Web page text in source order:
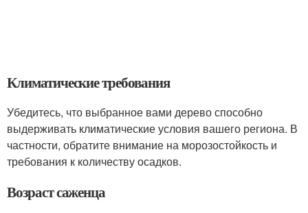
Климатические требования
Убедитесь, что выбранное вами дерево способно
выдерживать климатические условия вашего региона. В
частности, обратите внимание на морозостойкость и
требования к количеству осадков.
Возраст саженца